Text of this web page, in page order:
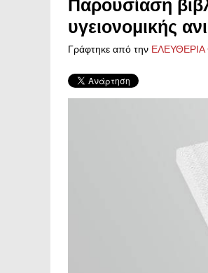
Παρουσίαση
υγειονομικής
Γράφτηκε από την ΕΛΕΥΘΕΡΙΑ